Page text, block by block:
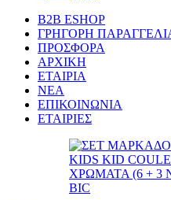
B2B ESHOP
ΓΡΗΓΟΡΗ
ΠΡΟΣΦΟΡΑ
ΑΡΧΙΚΗ
ΕΤΑΙΡΙΑ
ΝΕΑ
ΕΠΙΚΟΙΝΩΝΙΑ
ΕΤΑΙΡΙΕΣ